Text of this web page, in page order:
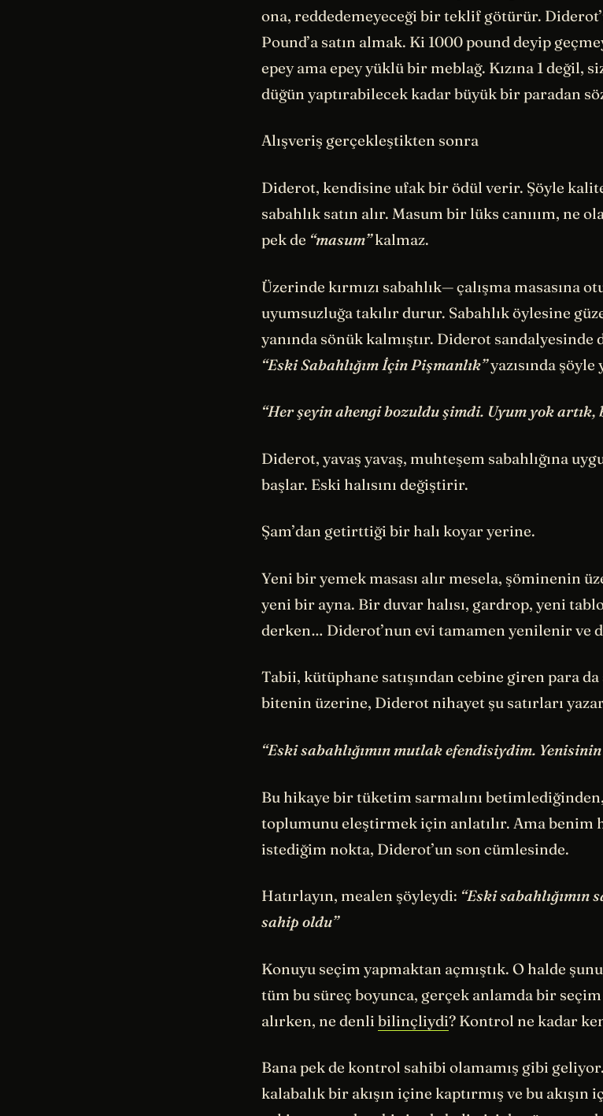
ona, reddedemeyeceği bir teklif götürür.
Pound’a satın almak. Ki 1000 pound deyip
epey ama epey yüklü bir meblağ. Kızına 1 değil,
düğün yaptırabilecek kadar büyük bir paradan
Alışveriş gerçekleştikten sonra
Diderot, kendisine ufak bir ödül verir. Şöyle
sabahlık satın alır. Masum bir lüks canııım, ne
pek de “masum”kalmaz.
Üzerinde kırmızı sabahlık— çalışma masasına
uyumsuzluğa takılır durur. Sabahlık öylesine
yanında sönük kalmıştır. Diderot sandalyesinde
“Eski Sabahlığım İçin Pişmanlık”yazısında şöyle
“Her şeyin ahengi bozuldu şimdi. Uyum yok
Diderot, yavaş yavaş, muhteşem sabahlığına
başlar. Eski halısını değiştirir.
Şam’dan getirttiği bir halı koyar yerine.
Yeni bir yemek masası alır mesela, şöminenin
yeni bir ayna. Bir duvar halısı, gardrop, yeni
derken… Diderot’nun evi tamamen yenilenir ve
Tabii, kütüphane satışından cebine giren para
bitenin üzerine, Diderot nihayet şu satırları
“Eski sabahlığımın mutlak efendisiydim.
Bu hikaye bir tüketim sarmalını
toplumunu eleştirmek için anlatılır. Ama benim
istediğim nokta, Diderot’un son cümlesinde.
Hatırlayın, mealen şöyleydi: “Eski
sahip oldu”
Konuyu seçim yapmaktan açmıştık. O halde
tüm bu süreç boyunca, gerçek anlamda bir seçim
alırken, ne denli bilinçliydi? Kontrol ne kadar
Bana pek de kontrol sahibi olamamış gibi
kalabalık bir akışın içine kaptırmış ve bu